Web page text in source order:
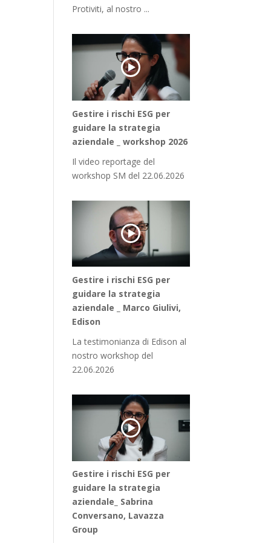
Protiviti, al nostro ...
Gestire i rischi ESG per
guidare la strategia
aziendale _ workshop 2026
Il video reportage del
workshop SM del 22.06.2026
Gestire i rischi ESG per
guidare la strategia
aziendale _ Marco Giulivi,
Edison
La testimonianza di Edison al
nostro workshop del
22.06.2026
Gestire i rischi ESG per
guidare la strategia
aziendale_ Sabrina
Conversano, Lavazza
Group